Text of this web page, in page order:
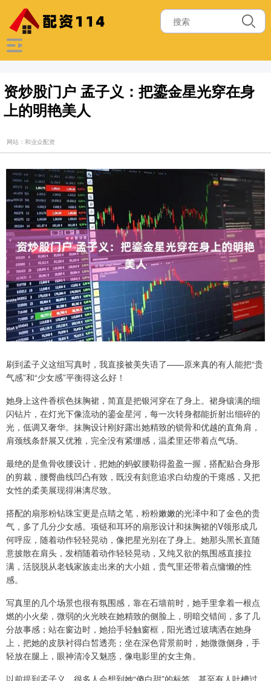
资炒股门户 孟子义：把鎏金星光穿在身
上的明艳美人
网站：和业众配资
刷到孟子义这组写真时，我直接被美失语了——原来真的有人能把“贵
气感”和“少女感”平衡得这么好！
她身上这件香槟色抹胸裙，简直是把银河穿在了身上。裙身镶满的细
闪钻片，在灯光下像流动的鎏金星河，每一次转身都能折射出细碎的
光，低调又奢华。抹胸设计刚好露出她精致的锁骨和优越的直角肩，
肩颈线条舒展又优雅，完全没有紧绷感，温柔里还带着点气场。
最绝的是鱼骨收腰设计，把她的蚂蚁腰勒得盈盈一握，搭配贴合身形
的剪裁，腰臀曲线凹凸有致，既没有刻意追求白幼瘦的干瘪感，又把
女性的柔美展现得淋漓尽致。
搭配的扇形粉钻珠宝更是点睛之笔，粉粉嫩嫩的光泽中和了金色的贵
气，多了几分少女感。项链和耳环的扇形设计和抹胸裙的V领形成几
何呼应，随着动作轻轻晃动，像把星光别在了身上。她那头黑长直随
意披散在肩头，发梢随着动作轻轻晃动，又纯又欲的氛围感直接拉
满，活脱脱从老钱家族走出来的大小姐，贵气里还带着点慵懒的性
感。
写真里的几个场景也很有氛围感，靠在石墙前时，她手里拿着一根点
燃的小火柴，微弱的火光映在她精致的侧脸上，明暗交错间，多了几
分故事感；站在窗边时，她抬手轻触窗框，阳光透过玻璃洒在她身
上，把她的皮肤衬得白皙透亮；坐在深色背景前时，她微微侧身，手
轻放在腿上，眼神清冷又魅惑，像电影里的女主角。